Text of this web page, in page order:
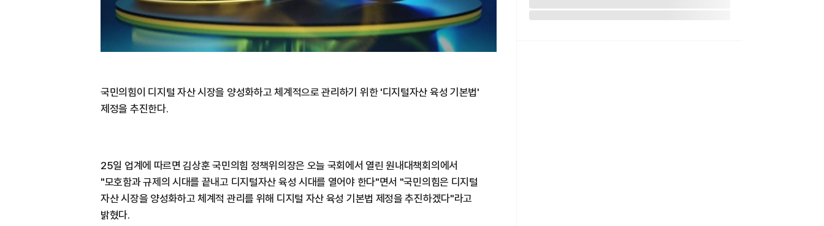
국민의힘이 디지털 자산 시장을 양성화하고 체계적으로 관리하기 위한 '디지털자산 육성 기본법'
제정을 추진한다.
25일 업계에 따르면 김상훈 국민의힘 정책위의장은 오늘 국회에서 열린 원내대책회의에서
"모호함과 규제의 시대를 끝내고 디지털자산 육성 시대를 열어야 한다"면서 "국민의힘은 디지털
자산 시장을 양성화하고 체계적 관리를 위해 디지털 자산 육성 기본법 제정을 추진하겠다"라고
밝혔다.